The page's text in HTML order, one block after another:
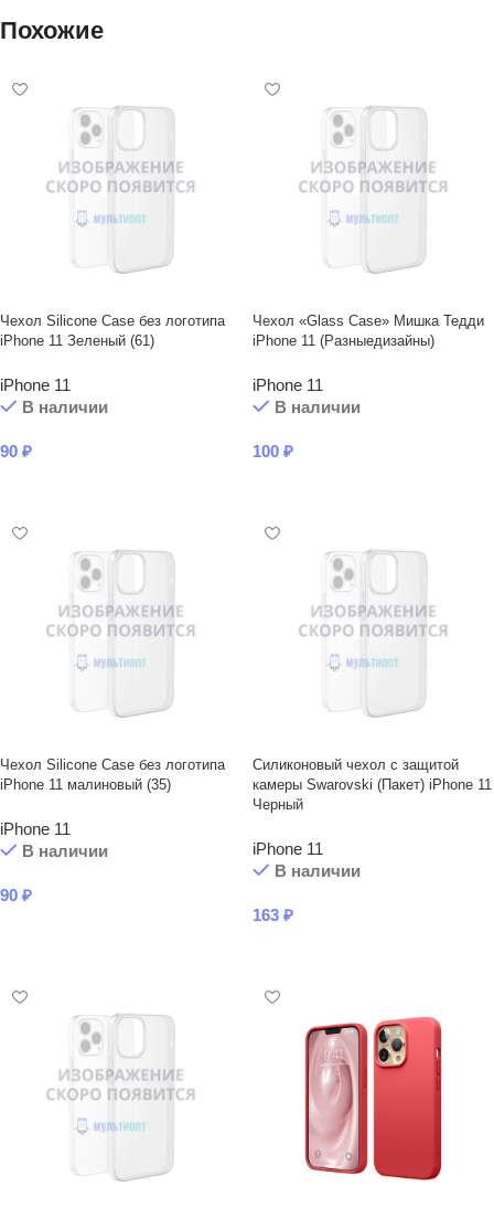
Похожие
Чехол Silicone Case без логотипа
iPhone 11 Зеленый (61)
iPhone 11
В наличии
90 ₽
Чехол «Glass Case» Мишка Тедди
iPhone 11 (Разныедизайны)
iPhone 11
В наличии
100 ₽
Чехол Silicone Case без логотипа
iPhone 11 малиновый (35)
iPhone 11
В наличии
90 ₽
Силиконовый чехол с защитой
камеры Swarovski (Пакет) iPhone 11
Черный
iPhone 11
В наличии
163 ₽